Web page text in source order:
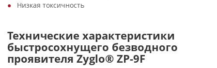
Низкая токсичность
Технические характеристики
быстросохнущего безводного
проявителя Zyglo® ZP-9F